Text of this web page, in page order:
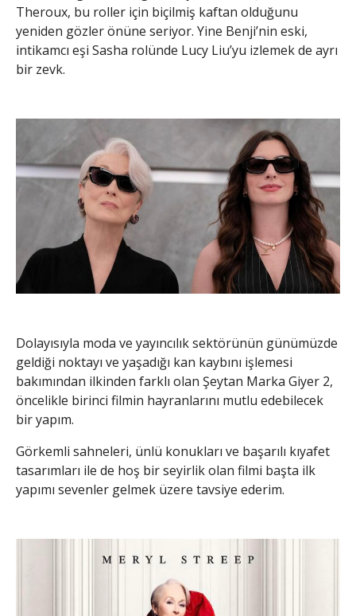
Theroux, bu roller için biçilmiş kaftan olduğunu
yeniden gözler önüne seriyor. Yine Benji’nin eski,
intikamcı eşi Sasha rolünde Lucy Liu’yu izlemek de ayrı
bir zevk.
Dolayısıyla moda ve yayıncılık sektörünün günümüzde
geldiği noktayı ve yaşadığı kan kaybını işlemesi
bakımından ilkinden farklı olan Şeytan Marka Giyer 2,
öncelikle birinci filmin hayranlarını mutlu edebilecek
bir yapım.
Görkemli sahneleri, ünlü konukları ve başarılı kıyafet
tasarımları ile de hoş bir seyirlik olan filmi başta ilk
yapımı sevenler gelmek üzere tavsiye ederim.